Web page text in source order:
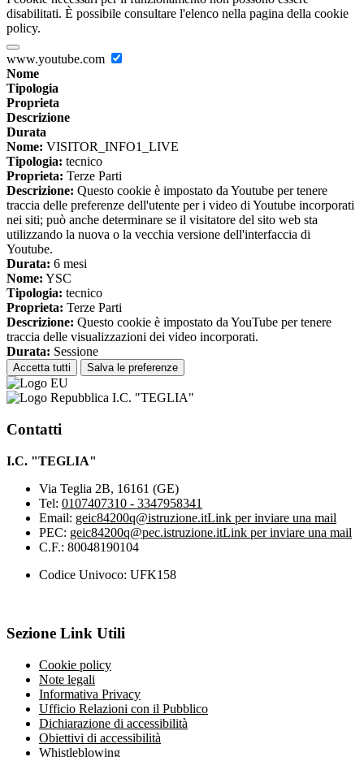
disabilitati. È possibile consultare l'elenco nella pagina della cookie
policy.
www.youtube.com
Nome
Tipologia
Proprieta
Descrizione
Durata
Nome: VISITOR_INFO1_LIVE
Tipologia: tecnico
Proprieta: Terze Parti
Descrizione: Questo cookie è impostato da Youtube per tenere
traccia delle preferenze dell'utente per i video di Youtube incorporati
nei siti; può anche determinare se il visitatore del sito web sta
utilizzando la nuova o la vecchia versione dell'interfaccia di
Youtube.
Durata: 6 mesi
Nome: YSC
Tipologia: tecnico
Proprieta: Terze Parti
Descrizione: Questo cookie è impostato da YouTube per tenere
traccia delle visualizzazioni dei video incorporati.
Durata: Sessione
Accetta tutti Salva le preferenze
I.C. "TEGLIA"
Contatti
I.C. "TEGLIA"
Via Teglia 2B, 16161 (GE)
Tel: 0107407310 - 3347958341
Email: geic84200q@istruzione.itLink per inviare una mail
PEC: geic84200q@pec.istruzione.itLink per inviare una mail
C.F.: 80048190104
Codice Univoco: UFK158
Sezione Link Utili
Cookie policy
Note legali
Informativa Privacy
Ufficio Relazioni con il Pubblico
Dichiarazione di accessibilità
Obiettivi di accessibilità
Whistleblowing